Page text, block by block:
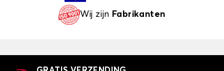
Wij zijn Fabrikanten